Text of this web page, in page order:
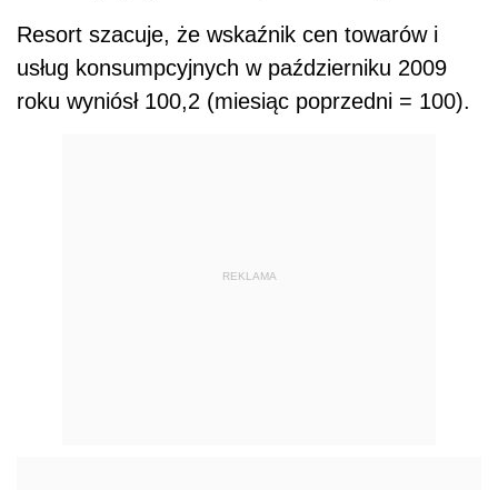
Resort szacuje, że wskaźnik cen towarów i
usług konsumpcyjnych w październiku 2009
roku wyniósł 100,2 (miesiąc poprzedni = 100).
REKLAMA